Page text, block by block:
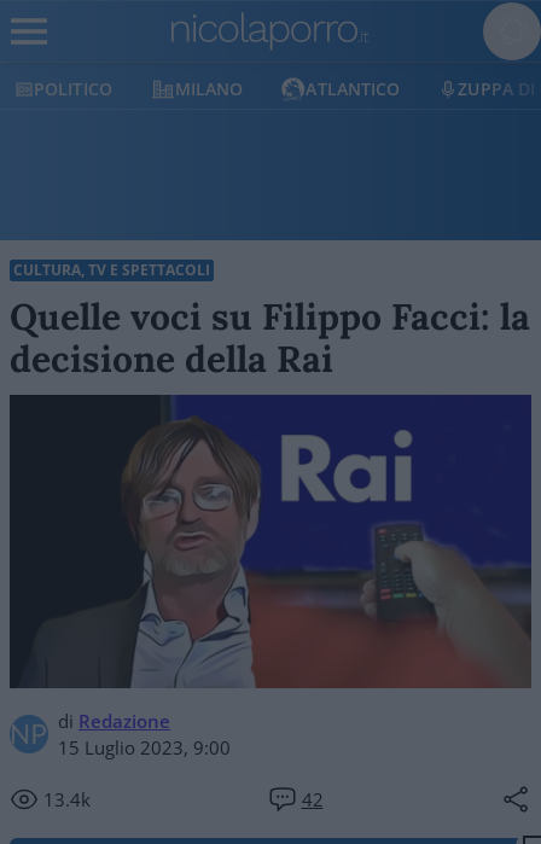
POLITICO MILANO ATLANTICO ZUPPA DI
CULTURA, TV E SPETTACOLI
Quelle voci su Filippo Facci: la
decisione della Rai
di Redazione
15 Luglio 2023, 9:00
13.4k 42